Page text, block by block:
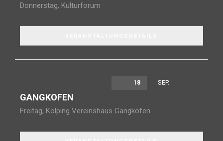
Donnerstag, Kulturforum
18 SEP.
GANGKOFEN
Freitag, Kolping Vereinshaus Gangkofen